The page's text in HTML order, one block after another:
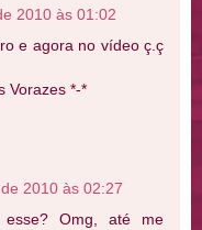
2010 às 01:02
e agora no vídeo ç.ç
Vorazes *-*
2010 às 02:27
esse? Omg, até me